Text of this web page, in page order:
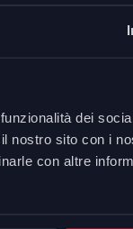
dei
nostro sito con i
con altre